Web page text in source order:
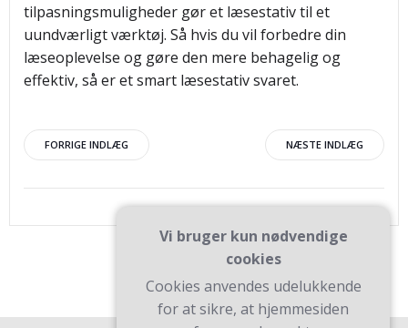
tilpasningsmuligheder gør et læsestativ til et
uundværligt værktøj. Så hvis du vil forbedre din
læseoplevelse og gøre den mere behagelig og
effektiv, så er et smart læsestativ svaret.
Indlægsnavigation
FORRIGE INDLÆG NÆSTE INDLÆG
Vi bruger kun nødvendige
cookies
Cookies anvendes udelukkende
for at sikre, at hjemmesiden